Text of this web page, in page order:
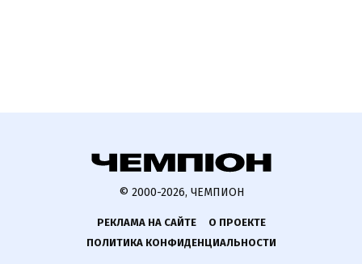
© 2000-2026, ЧЕМПИОН
РЕКЛАМА НА САЙТЕ
О ПРОЕКТЕ
ПОЛИТИКА КОНФИДЕНЦИАЛЬНОСТИ